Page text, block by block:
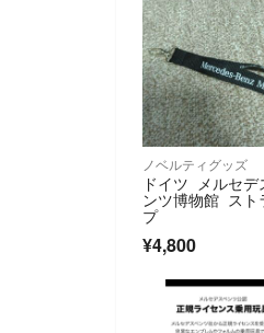
ノベルティグッズ
ドイツ メルセデ
ンツ博物館 スト
プ
¥4,800